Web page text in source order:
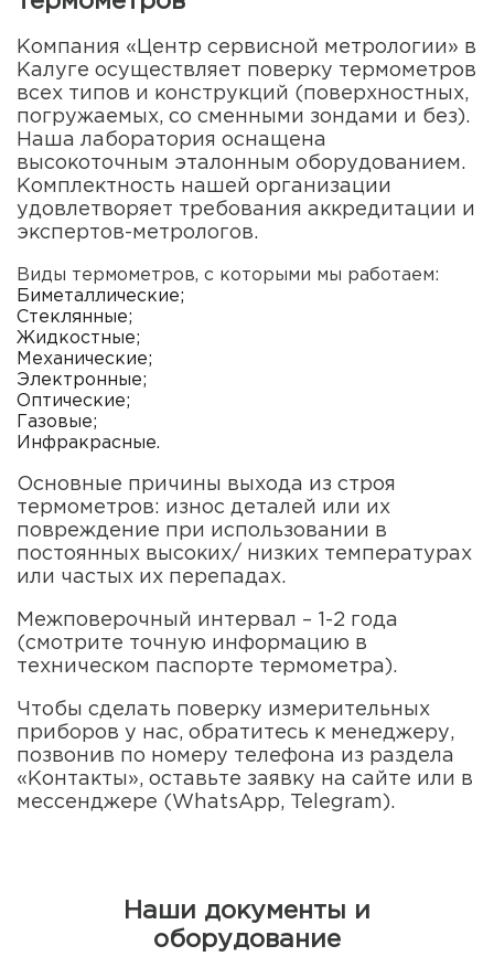
Компания «Центр сервисной метрологии» в
Калуге осуществляет поверку термометров
всех типов и конструкций (поверхностных,
погружаемых, со сменными зондами и без).
Наша лаборатория оснащена
высокоточным эталонным оборудованием.
Комплектность нашей организации
удовлетворяет требования аккредитации и
экспертов-метрологов.
Виды термометров, с которыми мы работаем:
Биметаллические;
Стеклянные;
Жидкостные;
Механические;
Электронные;
Оптические;
Газовые;
Инфракрасные.
Основные причины выхода из строя
термометров: износ деталей или их
повреждение при использовании в
постоянных высоких/ низких температурах
или частых их перепадах.
Межповерочный интервал – 1-2 года
(смотрите точную информацию в
техническом паспорте термометра).
Чтобы сделать поверку измерительных
приборов у нас, обратитесь к менеджеру,
позвонив по номеру телефона из раздела
«Контакты», оставьте заявку на сайте или в
мессенджере (WhatsApp, Telegram).
Наши документы и
оборудование